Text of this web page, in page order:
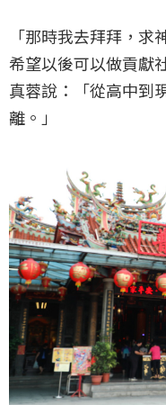
「那時我去拜拜，
希望以後可以做貢獻
真蓉說：「從高中到
離。」